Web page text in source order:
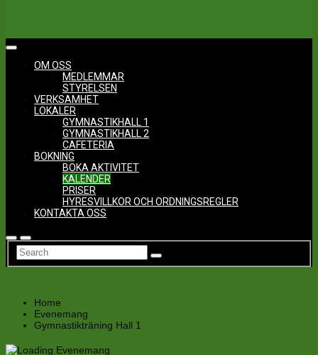
OM OSS
MEDLEMMAR
STYRELSEN
VERKSAMHET
LOKALER
GYMNASTIKHALL 1
GYMNASTIKHALL 2
CAFETERIA
BOKNING
BOKA AKTIVITET
KALENDER
PRISER
HYRESVILLKOR OCH ORDNINGSREGLER
KONTAKTA OSS
Home
Evenemang
Gymnastikträning Hall 1